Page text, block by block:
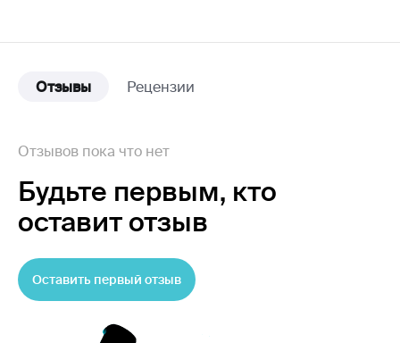
Отзывы Рецензии
Отзывов пока что нет
Будьте первым, кто
оставит отзыв
Оставить первый отзыв